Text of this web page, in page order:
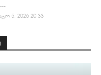
5, 2026 20:33